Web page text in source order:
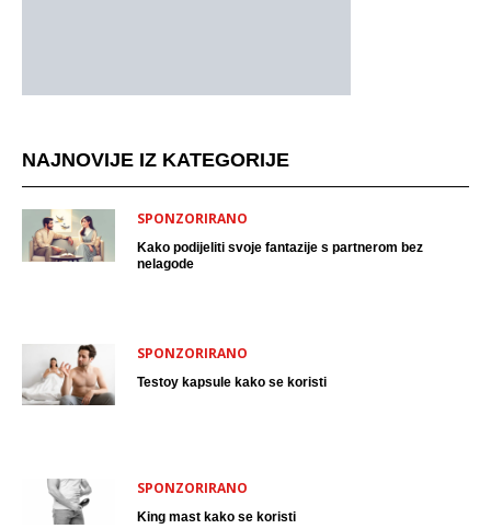
NAJNOVIJE IZ KATEGORIJE
SPONZORIRANO
Kako podijeliti svoje fantazije s partnerom bez
nelagode
SPONZORIRANO
Testoy kapsule kako se koristi
SPONZORIRANO
King mast kako se koristi